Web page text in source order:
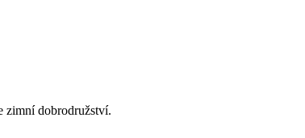
zimní dobrodružství.